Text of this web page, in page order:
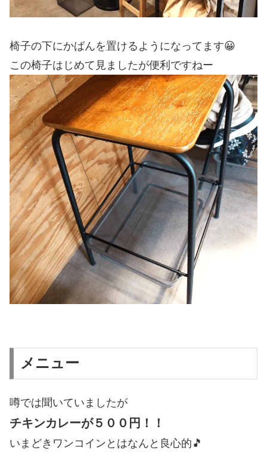
椅子の下にかばんを置けるようになってます😀
この椅子はじめて見ましたが便利ですねー
メニュー
噂では聞いていましたが
チキンカレーが５００円！！
いまどきワンコインとはなんと良心的🎵